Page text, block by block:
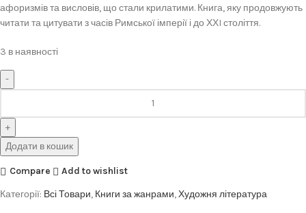
афоризмів та висловів, що стали крилатими. Книга, яку продовжують
читати та цитувати з часів Римської імперії і до ХХI століття.
3 в наявності
Додати в кошик
Compare
Add to wishlist
Категорії: Всі Товари, Книги за жанрами,Художня література